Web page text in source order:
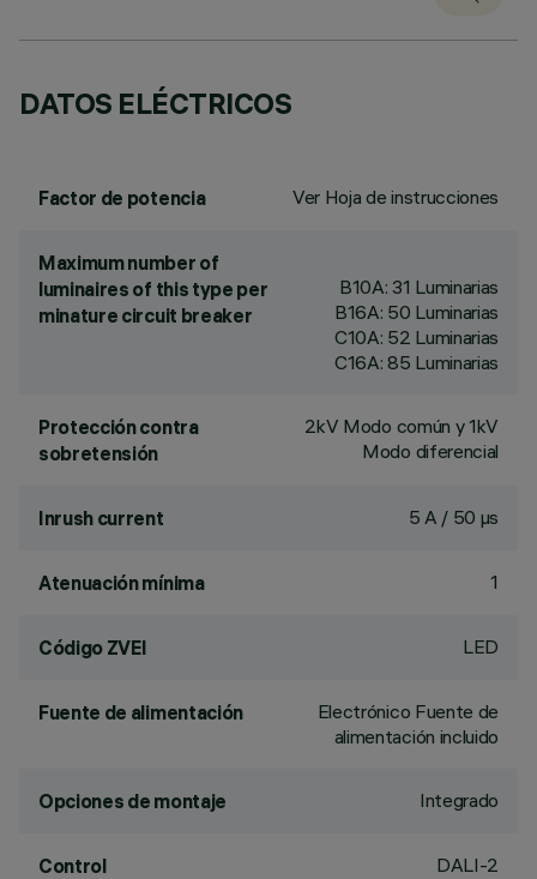
DATOS ELÉCTRICOS
Factor de potencia Ver Hoja de instrucciones
Maximum number of
luminaires of this type per
minature circuit breaker
B10A: 31 Luminarias
B16A: 50 Luminarias
C10A: 52 Luminarias
C16A: 85 Luminarias
Protección contra
sobretensión
2kV Modo común y 1kV
Modo diferencial
Inrush current 5 A / 50 µs
Atenuación mínima 1
Código ZVEI LED
Fuente de alimentación
Electrónico Fuente de
alimentación incluido
Opciones de montaje Integrado
Control DALI-2